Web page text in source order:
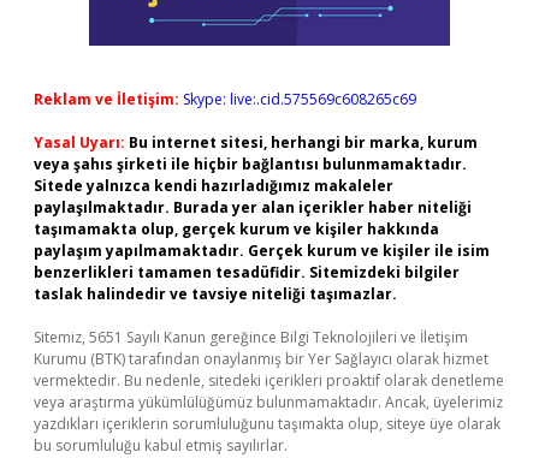
Reklam ve İletişim: Skype: live:.cid.575569c608265c69
Yasal Uyarı: Bu internet sitesi, herhangi bir marka, kurum
veya şahıs şirketi ile hiçbir bağlantısı bulunmamaktadır.
Sitede yalnızca kendi hazırladığımız makaleler
paylaşılmaktadır. Burada yer alan içerikler haber niteliği
taşımamakta olup, gerçek kurum ve kişiler hakkında
paylaşım yapılmamaktadır. Gerçek kurum ve kişiler ile isim
benzerlikleri tamamen tesadüfidir. Sitemizdeki bilgiler
taslak halindedir ve tavsiye niteliği taşımazlar.
Sitemiz, 5651 Sayılı Kanun gereğince Bilgi Teknolojileri ve İletişim
Kurumu (BTK) tarafından onaylanmış bir Yer Sağlayıcı olarak hizmet
vermektedir. Bu nedenle, sitedeki içerikleri proaktif olarak denetleme
veya araştırma yükümlülüğümüz bulunmamaktadır. Ancak, üyelerimiz
yazdıkları içeriklerin sorumluluğunu taşımakta olup, siteye üye olarak
bu sorumluluğu kabul etmiş sayılırlar.